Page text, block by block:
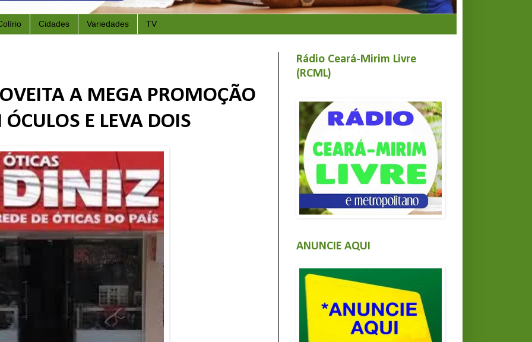
Cidades Variedades TV
A MEGA PROMOÇÃO
E LEVA DOIS
Rádio Ceará-Mirim Livre
(RCML)
ANUNCIE AQUI